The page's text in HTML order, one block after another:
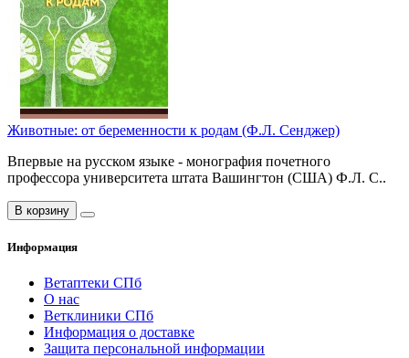
Животные: от беременности к родам (Ф.Л. Сенджер)
Впервые на русском языке - монография почетного
профессора университета штата Вашингтон (США) Ф.Л. С..
В корзину
Информация
Ветаптеки СПб
О нас
Ветклиники СПб
Информация о доставке
Защита персональной информации